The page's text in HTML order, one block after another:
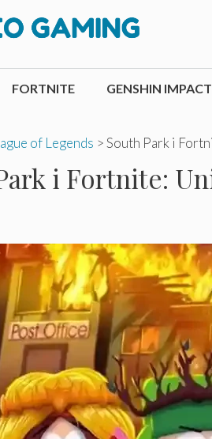
FORTNITE GENSHIN IMPACT
of Legends >South Park i
i Fortnite: